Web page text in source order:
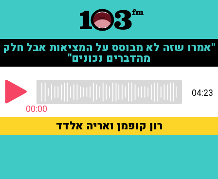
"אמרו שזה לא מבוסס על המציאות אבל חלק
מהדברים נכונים"
00:00
04:23
רון קופמן ואריה אלדד